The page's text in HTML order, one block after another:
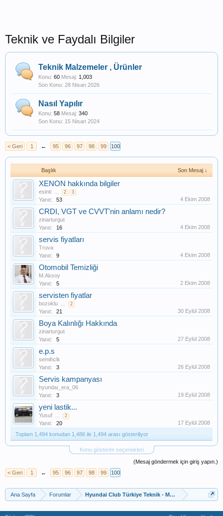
Teknik ve Faydalı Bilgiler
Teknik Malzemeler , Ürünler
Konu: 60 Mesaj: 1,003
28 Nisan 2026
Nasıl Yapılır
Konu: 58 Mesaj: 340
15 Nisan 2024
< Geri 1 ← 95 96 97 98 99 100
Başlık Son Mesaj ↓
XENON hakkında bilgiler
esinti ... 2 3
Yanıt: 53 4 Ekim 2008
CRDI, VGT ve CVVT'nin anlamı nedir?
zinarturgut
Yanıt:
16 4 Ekim 2008
servis fiyatları
Truva
Yanıt:
9 4 Ekim 2008
Otomobil Temizliği
M.Aksoy
Yanıt:
5 2 Ekim 2008
servisten fiyatlar
bozoklu ... 2
Yanıt: 21 30 Eylül 2008
Boya Kalınlığı Hakkında
zinarturgut
Yanıt:
5 27 Eylül 2008
e.p.s
semihclk
Yanıt:
3 26 Eylül 2008
Servis kampanyası
hyundaı_era_06
Yanıt:
3 19 Eylül 2008
yeni lastik...
Yusuf ... 2
Yanıt: 20
17 Eylül 2008
Toplam 1,494 konudan 1,486 ile 1,494 arası gösteriliyor
Konu gösterim seçenekleri
(Mesaj göndermek için giriş yapın.)
< Geri
1 ← 95 96 97 98 99 100
Ana Sayfa Forumlar Hyundai Club Türkiye Teknik - Modifiye - Tuning